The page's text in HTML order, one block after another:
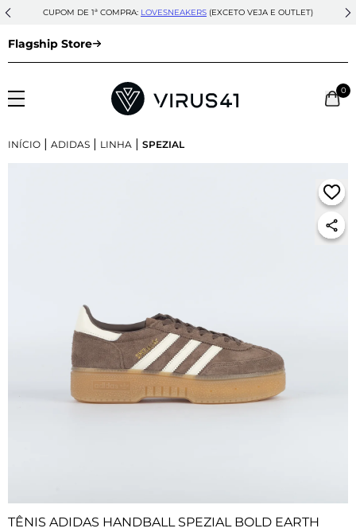
CUPOM DE 1ª COMPRA: LOVESNEAKERS (EXCETO VEJA E OUTLET)
Flagship Store
0
INÍCIO | ADIDAS | LINHA | SPEZIAL
TÊNIS ADIDAS HANDBALL SPEZIAL BOLD EARTH